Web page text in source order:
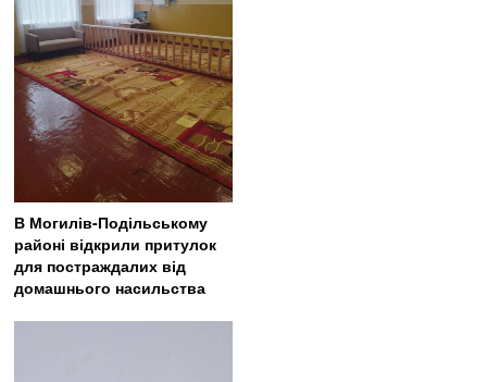
В Могилів-Подільському
районі відкрили притулок
для постраждалих від
домашнього насильства